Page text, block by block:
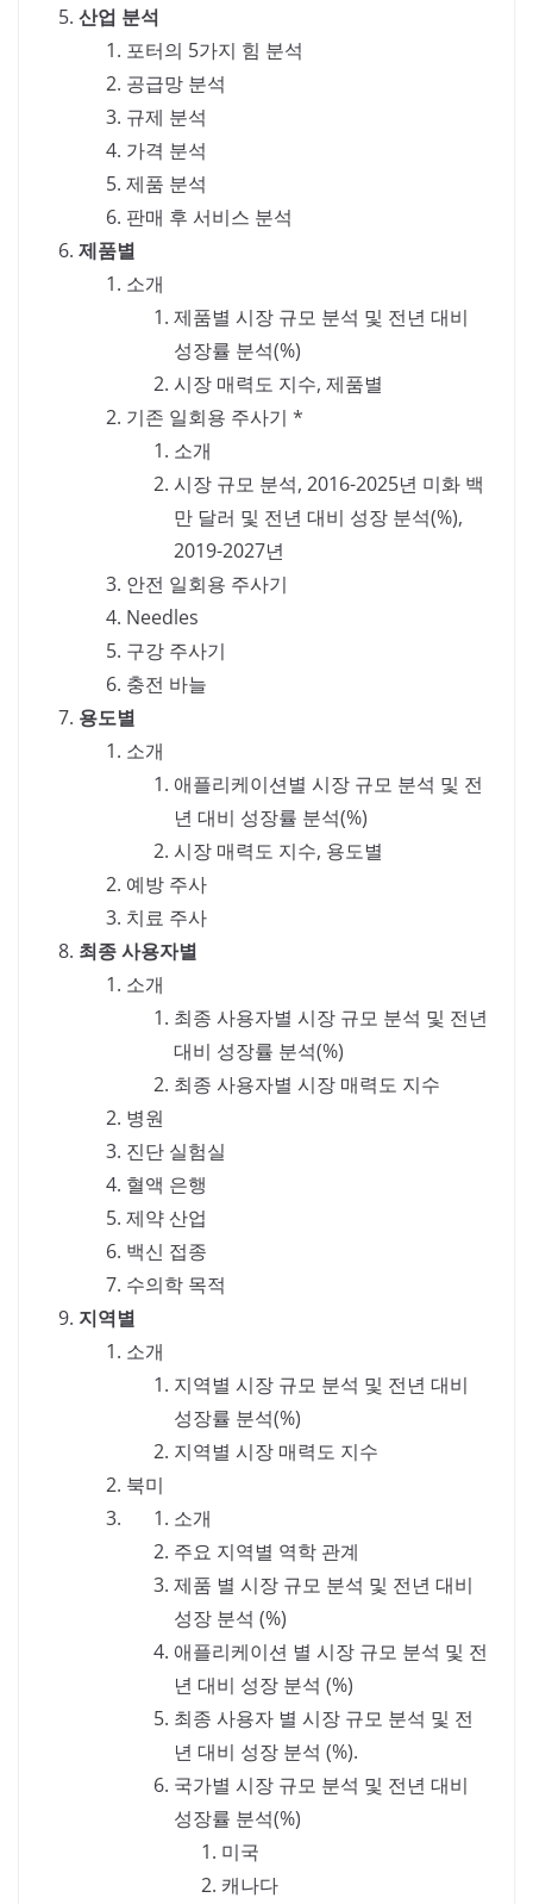
산업 분석
포터의 5가지 힘 분석
공급망 분석
규제 분석
가격 분석
제품 분석
판매 후 서비스 분석
제품별
소개
제품별 시장 규모 분석 및 전년 대비
성장률 분석(%)
시장 매력도 지수, 제품별
기존 일회용 주사기 *
소개
시장 규모 분석, 2016-2025년 미화 백
만 달러 및 전년 대비 성장 분석(%),
2019-2027년
안전 일회용 주사기
Needles
구강 주사기
충전 바늘
용도별
소개
애플리케이션별 시장 규모 분석 및 전
년 대비 성장률 분석(%)
시장 매력도 지수, 용도별
예방 주사
치료 주사
최종 사용자별
소개
최종 사용자별 시장 규모 분석 및 전년
대비 성장률 분석(%)
최종 사용자별 시장 매력도 지수
병원
진단 실험실
혈액 은행
제약 산업
백신 접종
수의학 목적
지역별
소개
지역별 시장 규모 분석 및 전년 대비
성장률 분석(%)
지역별 시장 매력도 지수
북미
소개
주요 지역별 역학 관계
제품 별 시장 규모 분석 및 전년 대비
성장 분석 (%)
애플리케이션 별 시장 규모 분석 및 전
년 대비 성장 분석 (%)
최종 사용자 별 시장 규모 분석 및 전
년 대비 성장 분석 (%).
국가별 시장 규모 분석 및 전년 대비
성장률 분석(%)
미국
캐나다